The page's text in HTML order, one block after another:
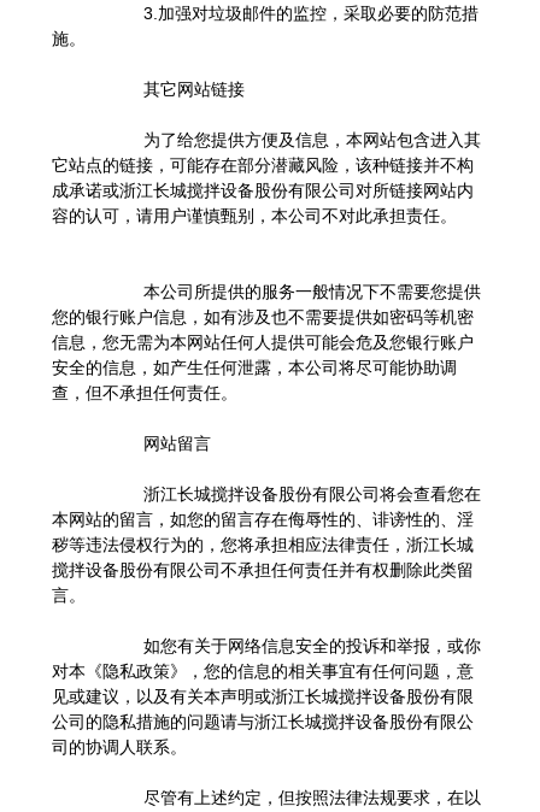
3.加强对垃圾邮件的监控，采取必要的防范措
施。
其它网站链接
为了给您提供方便及信息，本网站包含进入其
它站点的链接，可能存在部分潜藏风险，该种链接并不构
成承诺或浙江长城搅拌设备股份有限公司对所链接网站内
容的认可，请用户谨慎甄别，本公司不对此承担责任。
本公司所提供的服务一般情况下不需要您提供
您的银行账户信息，如有涉及也不需要提供如密码等机密
信息，您无需为本网站任何人提供可能会危及您银行账户
安全的信息，如产生任何泄露，本公司将尽可能协助调
查，但不承担任何责任。
网站留言
浙江长城搅拌设备股份有限公司将会查看您在
本网站的留言，如您的留言存在侮辱性的、诽谤性的、淫
秽等违法侵权行为的，您将承担相应法律责任，浙江长城
搅拌设备股份有限公司不承担任何责任并有权删除此类留
言。
如您有关于网络信息安全的投诉和举报，或你
对本《隐私政策》，您的信息的相关事宜有任何问题，意
见或建议，以及有关本声明或浙江长城搅拌设备股份有限
公司的隐私措施的问题请与浙江长城搅拌设备股份有限公
司的协调人联系。
尽管有上述约定，但按照法律法规要求，在以